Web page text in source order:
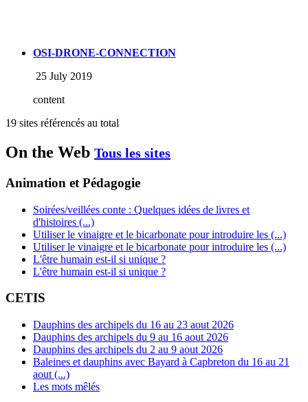
OSI-DRONE-CONNECTION
25 July 2019
content
19 sites référencés au total
On the Web Tous les sites
Animation et Pédagogie
Soirées/veillées conte : Quelques idées de livres et
d'histoires (...)
Utiliser le vinaigre et le bicarbonate pour introduire les (...)
Utiliser le vinaigre et le bicarbonate pour introduire les (...)
L'être humain est-il si unique ?
L'être humain est-il si unique ?
CETIS
Dauphins des archipels du 16 au 23 aout 2026
Dauphins des archipels du 9 au 16 aout 2026
Dauphins des archipels du 2 au 9 aout 2026
Baleines et dauphins avec Bayard à Capbreton du 16 au 21
aout (...)
Les mots mêlés